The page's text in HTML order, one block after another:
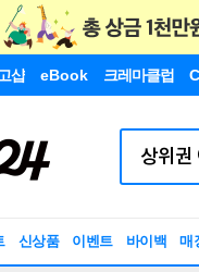
샵 eBook 크레마클럽
신상품 이벤트 바이백 매